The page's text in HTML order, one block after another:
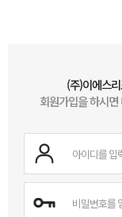
(주)이에스
회원가입을 하시